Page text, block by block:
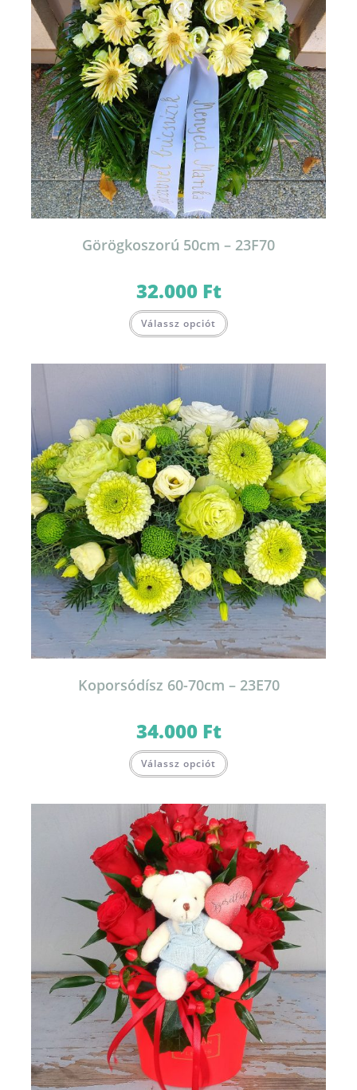
Görögkoszorú 50cm – 23F70
32.000 Ft
Válassz opciót
Koporsódísz 60-70cm – 23E70
34.000 Ft
Válassz opciót